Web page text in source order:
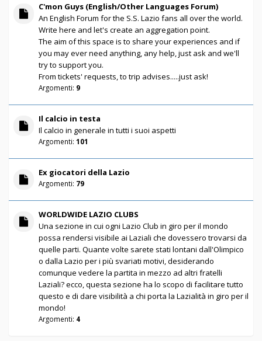
C'mon Guys (English/Other Languages Forum)
An English Forum for the S.S. Lazio fans all over the world.
Write here and let's create an aggregation point.
The aim of this space is to share your experiences and if
you may ever need anything, any help, just ask and we'll
try to support you.
From tickets' requests, to trip advises.....just ask!
Argomenti: 9
Il calcio in testa
Il calcio in generale in tutti i suoi aspetti
Argomenti: 101
Ex giocatori della Lazio
Argomenti: 79
WORLDWIDE LAZIO CLUBS
Una sezione in cui ogni Lazio Club in giro per il mondo
possa rendersi visibile ai Laziali che dovessero trovarsi da
quelle parti. Quante volte sarete stati lontani dall'Olimpico
o dalla Lazio per i più svariati motivi, desiderando
comunque vedere la partita in mezzo ad altri fratelli
Laziali? ecco, questa sezione ha lo scopo di facilitare tutto
questo e di dare visibilità a chi porta la Lazialità in giro per il
mondo!
Argomenti: 4